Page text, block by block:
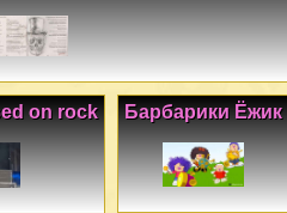
Барбарики Ёжик
on rock